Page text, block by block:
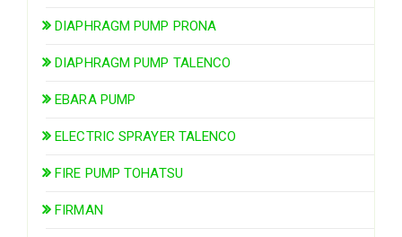
DIAPHRAGM PUMP PRONA
DIAPHRAGM PUMP TALENCO
EBARA PUMP
ELECTRIC SPRAYER TALENCO
FIRE PUMP TOHATSU
FIRMAN